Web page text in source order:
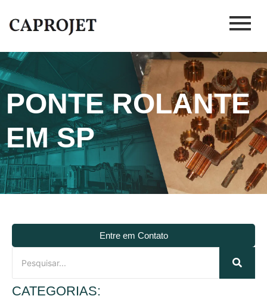
PONTE ROLANTE
EM SP
Entre em Contato
CATEGORIAS: